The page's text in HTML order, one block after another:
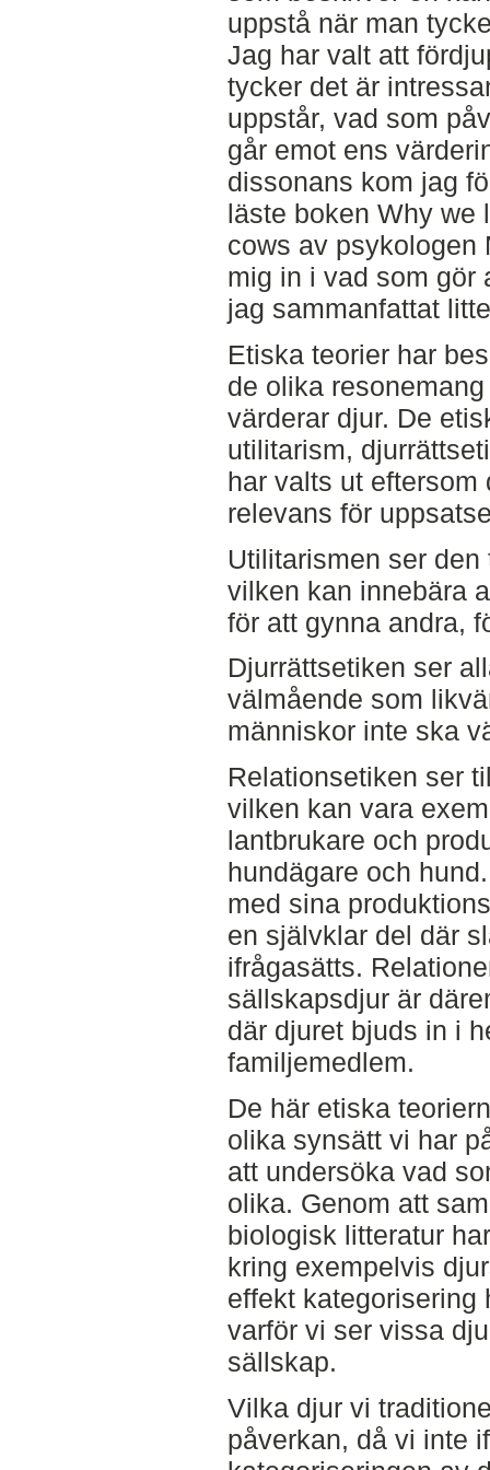
uppstå när man
Jag har valt att
tycker det är
uppstår, vad som
går emot ens
dissonans kom jag
läste boken Why we
cows av psykologen
mig in i vad som gör
jag sammanfattat
Etiska teorier har
de olika
värderar djur. De
utilitarism,
har valts ut eftersom
relevans för
Utilitarismen ser
vilken kan innebära
för att gynna andra,
Djurrättsetiken ser
välmående som
människor inte ska
Relationsetiken ser
vilken kan vara
lantbrukare och
hundägare och
med sina
en självklar del där
ifrågasätts.
sällskapsdjur är
där djuret bjuds in i
familjemedlem.
De här etiska
olika synsätt vi har
att undersöka vad
olika. Genom att
biologisk litteratur
kring exempelvis
effekt kategorisering
varför vi ser vissa
sällskap.
Vilka djur vi
påverkan, då vi inte